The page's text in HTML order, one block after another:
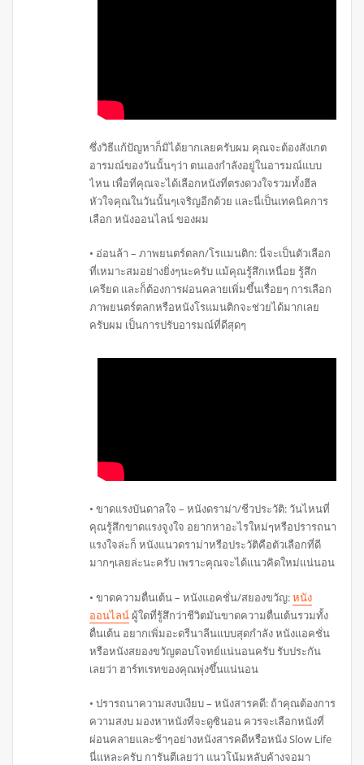
ซึ่งวิธีแก้ปัญหาก็มิได้ยากเลยครับผม คุณจะต้องสังเกต
อารมณ์ของวันนั้นๆว่า ตนเองกำลังอยู่ในอารมณ์แบบ
ไหน เพื่อที่คุณจะได้เลือกหนังที่ตรงดวงใจรวมทั้งฮีล
หัวใจคุณในวันนั้นๆเจริญอีกด้วย และนี่เป็นเทคนิคการ
เลือก หนังออนไลน์ ของผม
• อ่อนล้า – ภาพยนตร์ตลก/โรแมนติก: นี่จะเป็นตัวเลือก
ที่เหมาะสมอย่างยิ่งๆนะครับ แม้คุณรู้สึกเหนื่อย รู้สึก
เครียด และก็ต้องการผ่อนคลายเพิ่มขึ้นเรื่อยๆ การเลือก
ภาพยนตร์ตลกหรือหนังโรแมนติกจะช่วยได้มากเลย
ครับผม เป็นการปรับอารมณ์ที่ดีสุดๆ
• ขาดแรงบันดาลใจ – หนังดราม่า/ชีวประวัติ: วันไหนที่
คุณรู้สึกขาดแรงจูงใจ อยากหาอะไรใหม่ๆหรือปรารถนา
แรงใจล่ะก็ หนังแนวดราม่าหรือประวัติคือตัวเลือกที่ดี
มากๆเลยล่ะนะครับ เพราะคุณจะได้แนวคิดใหม่แน่นอน
• ขาดความตื่นเต้น – หนังแอคชั่น/สยองขวัญ:หนัง
ออนไลน์ผู้ใดที่รู้สึกว่าชีวิตมันขาดความตื่นเต้นรวมทั้ง
ตื่นเต้น อยากเพิ่มอะดรีนาลีนแบบสุดกำลัง หนังแอคชั่น
หรือหนังสยองขวัญตอบโจทย์แน่นอนครับ รับประกัน
เลยว่า ฮาร์ทเรทของคุณพุ่งขึ้นแน่นอน
• ปรารถนาความสงบเงียบ – หนังสารคดี: ถ้าคุณต้องการ
ความสงบ มองหาหนังที่จะดูซินอน ควรจะเลือกหนังที่
ผ่อนคลายและช้าๆอย่างหนังสารคดีหรือหนัง Slow Life
นี่แหละครับ การันตีเลยว่า แนวโน้มหลับค้างจอมา